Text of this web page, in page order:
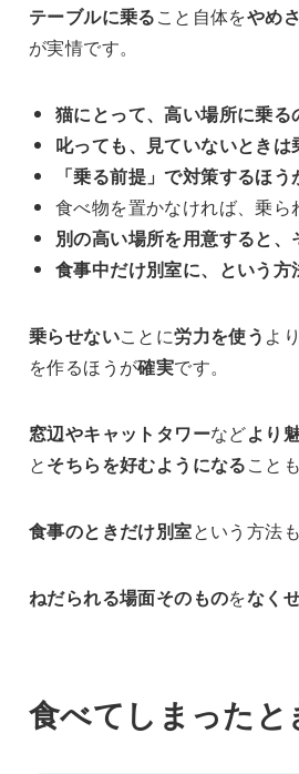
テーブルに乗ること自体をやめ
が実情です。
猫にとって、高い場所に乗る
叱っても、見ていないときは
「乗る前提」で対策するほう
食べ物を置かなければ、乗ら
別の高い場所を用意すると、
食事中だけ別室に、という方
乗らせないことに労力を使う より
を作るほうが確実です。
窓辺やキャットタワーなどより
とそちらを好むようになること
食事のときだけ別室という方法も
ねだられる場面そのものをなく
食べてしまったと